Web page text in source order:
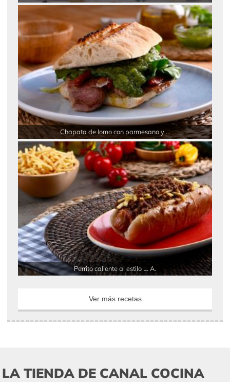
Chapata de lomo con parmesano y ...
Perrito caliente al estilo L. A.
Ver más recetas
LA TIENDA DE CANAL COCINA